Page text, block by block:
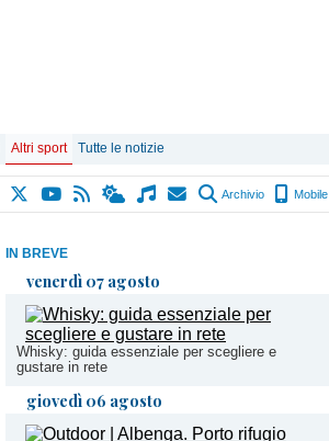
Altri sport Tutte le notizie
Archivio Mobile
IN BREVE
venerdì 07 agosto
Whisky: guida essenziale per scegliere e
gustare in rete
giovedì 06 agosto